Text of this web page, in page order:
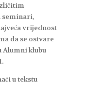
seminari,
vrijednost
da se ostvare
Alumni klubu
u tekstu